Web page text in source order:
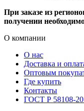
При заказе из
получении
О компании
О нас
Доставка и
Оптовым
Где купить
Контакты
ГОСТ Р 58108-